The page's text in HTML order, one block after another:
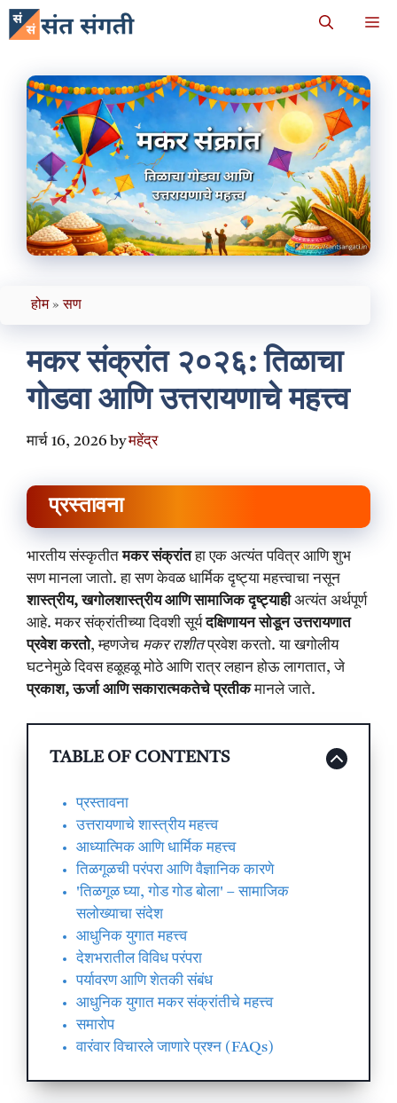
Skip
to
होम»सण
मकर संक्रांत २०२६: तिळाचा
गोडवा आणि उत्तरायणाचे महत्त्व
मार्च 16, 2026 byमहेंद्र
प्रस्तावना
भारतीय संस्कृतीतमकर संक्रांतहा एक अत्यंत पवित्र आणि शुभ
सण मानला जातो. हा सण केवळ धार्मिक दृष्ट्या महत्त्वाचा नसून
शास्त्रीय, खगोलशास्त्रीय आणि सामाजिक दृष्ट्याहीअत्यंत अर्थपूर्ण
आहे. मकर संक्रांतीच्या दिवशी सूर्यदक्षिणायन सोडून उत्तरायणात
प्रवेश करतो, म्हणजेच मकर राशीतप्रवेश करतो. या खगोलीय
घटनेमुळे दिवस हळूहळू मोठे आणि रात्र लहान होऊ लागतात, जे
प्रकाश, ऊर्जा आणि सकारात्मकतेचे प्रतीकमानले जाते.
TABLE OF CONTENTS
प्रस्तावना
उत्तरायणाचे शास्त्रीय महत्त्व
आध्यात्मिक आणि धार्मिक महत्त्व
तिळगूळची परंपरा आणि वैज्ञानिक कारणे
'तिळगूळ घ्या, गोड गोड बोला' – सामाजिक
सलोख्याचा संदेश
आधुनिक युगात महत्त्व
देशभरातील विविध परंपरा
पर्यावरण आणि शेतकी संबंध
आधुनिक युगात मकर संक्रांतीचे महत्त्व
समारोप
वारंवार विचारले जाणारे प्रश्न (FAQs)